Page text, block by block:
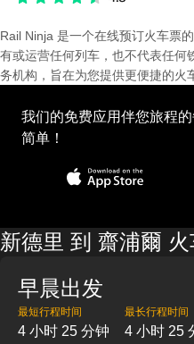
Rail Ninja 是一个在线预订火车票
有或运营任何列车，也不代表任何
务机构，旨在为您提供更便捷的火
我们的免费应用伴您旅程
简单！
新德里 到 齋浦爾
早晨出发
最短行程时间
4 小时 25 分钟
最长行程时间
4 小时 25